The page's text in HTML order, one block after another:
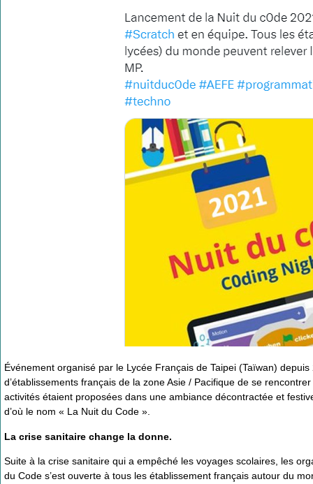
Événement organisé par le Lycée Français de Taipei (Taïwan)
d’établissements français de la zone Asie / Pacifique de se
activités étaient proposées dans une ambiance décontractée et
d’où le nom « La Nuit du Code ».
La crise sanitaire change la donne.
Suite à la crise sanitaire qui a empêché les voyages scolaires, les
du Code s’est ouverte à tous les établissement français autour du